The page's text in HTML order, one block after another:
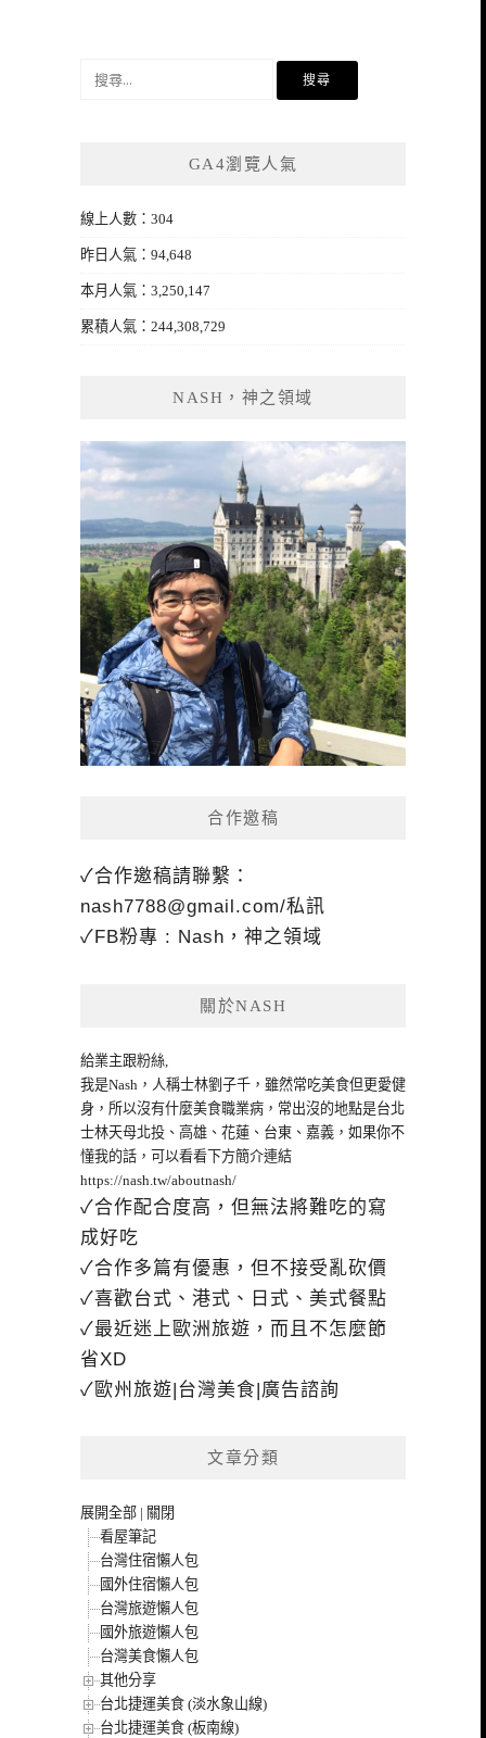
GA4瀏覽人氣
線上人數：304
昨日人氣：94,648
本月人氣：3,250,147
累積人氣：244,308,729
NASH，神之領域
合作邀稿
✓合作邀稿請聯繫：
nash7788@gmail.com/私訊
✓FB粉專 : Nash，神之領域
關於NASH
給業主跟粉絲,
我是Nash，人稱士林劉子千，雖然常吃美食但更愛健
身，所以沒有什麼美食職業病，常出沒的地點是台北
士林天母北投、高雄、花蓮、台東、嘉義，如果你不
懂我的話，可以看看下方簡介連結
https://nash.tw/aboutnash/
✓合作配合度高，但無法將難吃的寫
成好吃
✓合作多篇有優惠，但不接受亂砍價
✓喜歡台式、港式、日式、美式餐點
✓最近迷上歐洲旅遊，而且不怎麼節
省XD
✓歐州旅遊|台灣美食|廣告諮詢
文章分類
展開全部 | 關閉
看屋筆記
台灣住宿懶人包
國外住宿懶人包
台灣旅遊懶人包
國外旅遊懶人包
台灣美食懶人包
其他分享
台北捷運美食 (淡水象山線)
台北捷運美食 (板南線)